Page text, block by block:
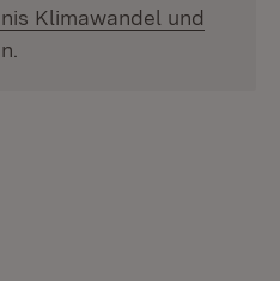
Klimawandel und
Fenster)